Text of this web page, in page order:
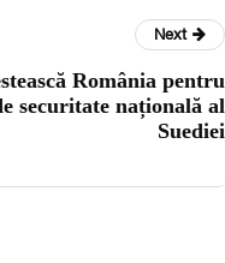
Next
România pentru
securitate națională al
Suediei